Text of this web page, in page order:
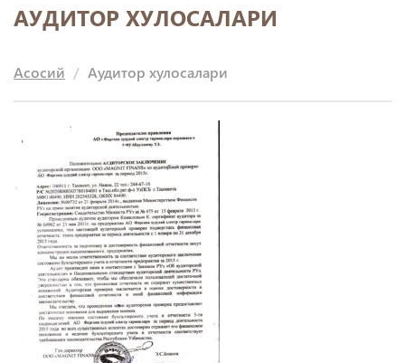
АУДИТОР ХУЛОСАЛАРИ
Асосий Аудитор хулосалари